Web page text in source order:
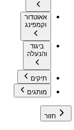
אאוטדור
וקמפינג
ביגוד
והנעלה
תיקים
מותגים
חזור